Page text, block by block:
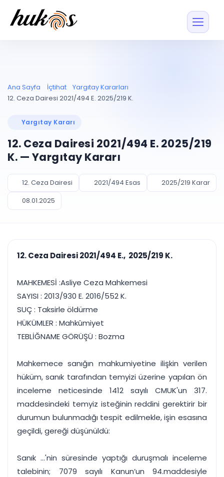
Entegrasyonu
UYAP ile otomatik
UYAP Evrak
Entegrasyonu
UETS Entegrasyonu
Tebligatları anında
görün
Kişiler ve
Müvekkil ve taraf
takibi
PLANLAMA & TAKİP
Pano ve Takip
Duruşma ve görev
takvimi
Bildirim
Süreleri asla kaçırmayın
AKILLI & FİNANS
takibi
Tek panelde uçtan uca yönetim
UYAP & UETS entegrasyonundan finansa, hepsi bir arada.
Tüm özellikleri inceleyin
Blog
Ücretsiz Başlayın
Ana Sayfa İçtihat
Yargıtay Kararları
12. Ceza Dairesi 2021/494 E. 2025/219 K.
Yargıtay Kararı
12. Ceza Dairesi 2021/494 E. 2025/219
K. — Yargıtay Kararı
12. Ceza Dairesi 2021/494 Esas
2025/219 Karar
08.01.2025
12. Ceza Dairesi 2021/494 E., 2025/219 K.
MAHKEMESİ :Asliye Ceza Mahkemesi
SAYISI : 2013/930 E. 2016/552 K.
SUÇ : Taksirle öldürme
HÜKÜMLER : Mahkûmiyet
TEBLİĞNAME GÖRÜŞÜ : Bozma
Mahkemece sanığın mahkumiyetine ilişkin verilen
hüküm, sanık tarafından temyizi üzerine yapılan ön
inceleme neticesinde 1412 sayılı CMUK'un 317.
maddesindeki temyiz isteğinin reddini gerektirir bir
durumun bulunmadığı tespit edilmekle, işin esasına
geçildi, gereği düşünüldü:
Sanık ...'nin süresinde yaptığı duruşmalı inceleme
talebinin; 7079 sayılı Kanun’un 94.maddesiyle